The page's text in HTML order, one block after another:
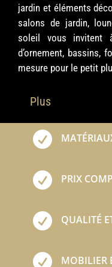
jardin et éléments
salons de jardin,
soleil vous invitent
d’ornement, bassins,
mesure pour le petit
Plus

 PRIX
 QUALITÉ
 MOBILIER